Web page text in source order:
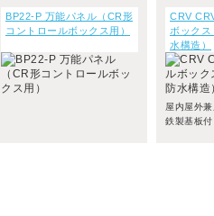
BP22-P 万能パネル（CR形
コントロールボックス用）
CRV
ボック
水構造）
屋内屋外
鉄製基板付